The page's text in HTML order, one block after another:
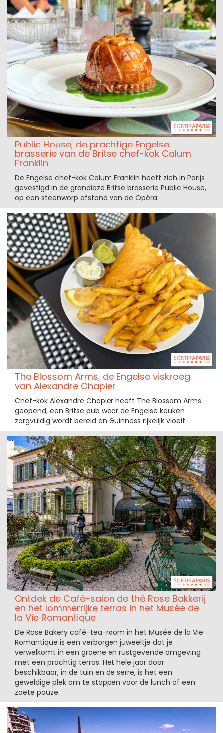
Public House, de prachtige Engelse
brasserie van de Britse chef-kok Calum
Franklin
De Engelse chef-kok Calum Franklin heeft zich in Parijs
gevestigd in de grandioze Britse brasserie Public House,
op een steenworp afstand van de Opéra.
The Blossom Arms, de Engelse viskroeg
van Alexandre Chapier
Chef-kok Alexandre Chapier heeft The Blossom Arms
geopend, een Britse pub waar de Engelse keuken
zorgvuldig wordt bereid en Guinness rijkelijk vloeit.
Ontdek de Café-salon de thé Rose Bakkerij
en het lommerrijke terras in het Musée de
la Vie Romantique
De Rose Bakery café-tea-room in het Musée de la Vie
Romantique is een verborgen juweeltje dat je
verwelkomt in een groene en rustgevende omgeving
met een prachtig terras. Het hele jaar door
beschikbaar, in de tuin en de serre, is het een
geweldige plek om te stoppen voor de lunch of een
zoete pauze.